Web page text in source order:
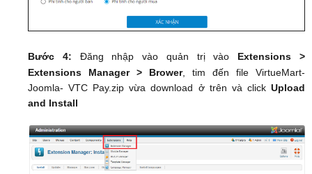
Bước 4: Đăng nhập vào quản trị vào Extensions >
Extensions Manager > Brower, tim đến file VirtueMart-
Joomla- VTC Pay.zip vừa download ở trên và click Upload
and Install